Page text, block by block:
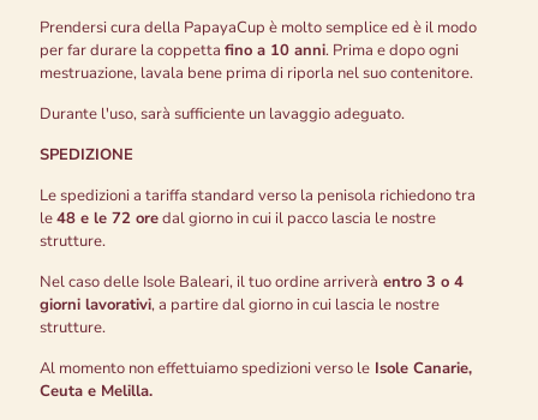
Prendersi cura della PapayaCup è molto semplice ed è il modo
per far durare la coppetta fino a 10 anni. Prima e dopo ogni
mestruazione, lavala bene prima di riporla nel suo contenitore.
Durante l'uso, sarà sufficiente un lavaggio adeguato.
SPEDIZIONE
Le spedizioni a tariffa standard verso la penisola richiedono tra
le48 e le 72 oredal giorno in cui il pacco lascia le nostre
strutture.
Nel caso delle Isole Baleari, il tuo ordine arriverà entro 3 o 4
giorni lavorativi, a partire dal giorno in cui lascia le nostre
strutture.
Al momento non effettuiamo spedizioni verso le Isole Canarie,
Ceuta e Melilla.